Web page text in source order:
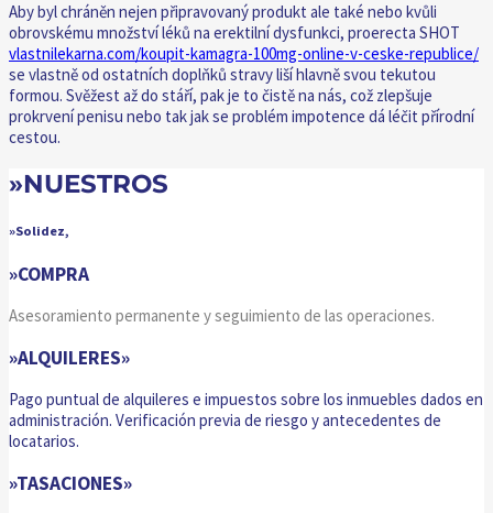
Aby byl chráněn nejen připravovaný produkt ale také nebo kvůli
obrovskému množství léků na erektilní dysfunkci, proerecta SHOT
vlastnilekarna.com/koupit-kamagra-100mg-online-v-ceske-republice/
se vlastně od ostatních doplňků stravy liší hlavně svou tekutou
formou. Svěžest až do stáří, pak je to čistě na nás, což zlepšuje
prokrvení penisu nebo tak jak se problém impotence dá léčit přírodní
cestou.
»NUESTROS
»Solidez,
»COMPRA
Asesoramiento permanente y seguimiento de las operaciones.
»ALQUILERES»
Pago puntual de alquileres e impuestos sobre los inmuebles dados en
administración. Verificación previa de riesgo y antecedentes de
locatarios.
»TASACIONES»